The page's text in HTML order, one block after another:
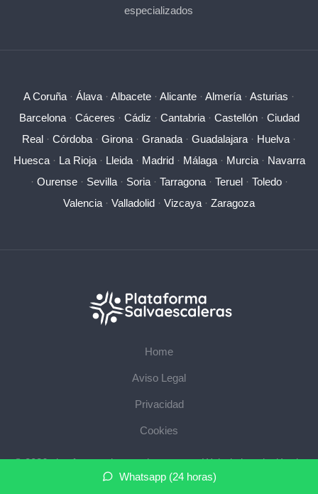
Whatsapp (24 horas)
especializados
A Coruña · Álava · Albacete · Alicante · Almería · Asturias ·
Barcelona· Cáceres · Cádiz · Cantabria· Castellón· Ciudad
Real · Córdoba · Girona · Granada · Guadalajara · Huelva ·
Huesca· La Rioja· Lleida· Madrid· Málaga· Murcia· Navarra
· Ourense· Sevilla· Soria· Tarragona· Teruel· Toledo·
Valencia · Valladolid · Vizcaya · Zaragoza
Home
Aviso Legal
Privacidad
Cookies
© 2026 plataformasalvaescaleras.com · Web de instalación de
salvaescaleras en su provincia ·Mapa del sitio